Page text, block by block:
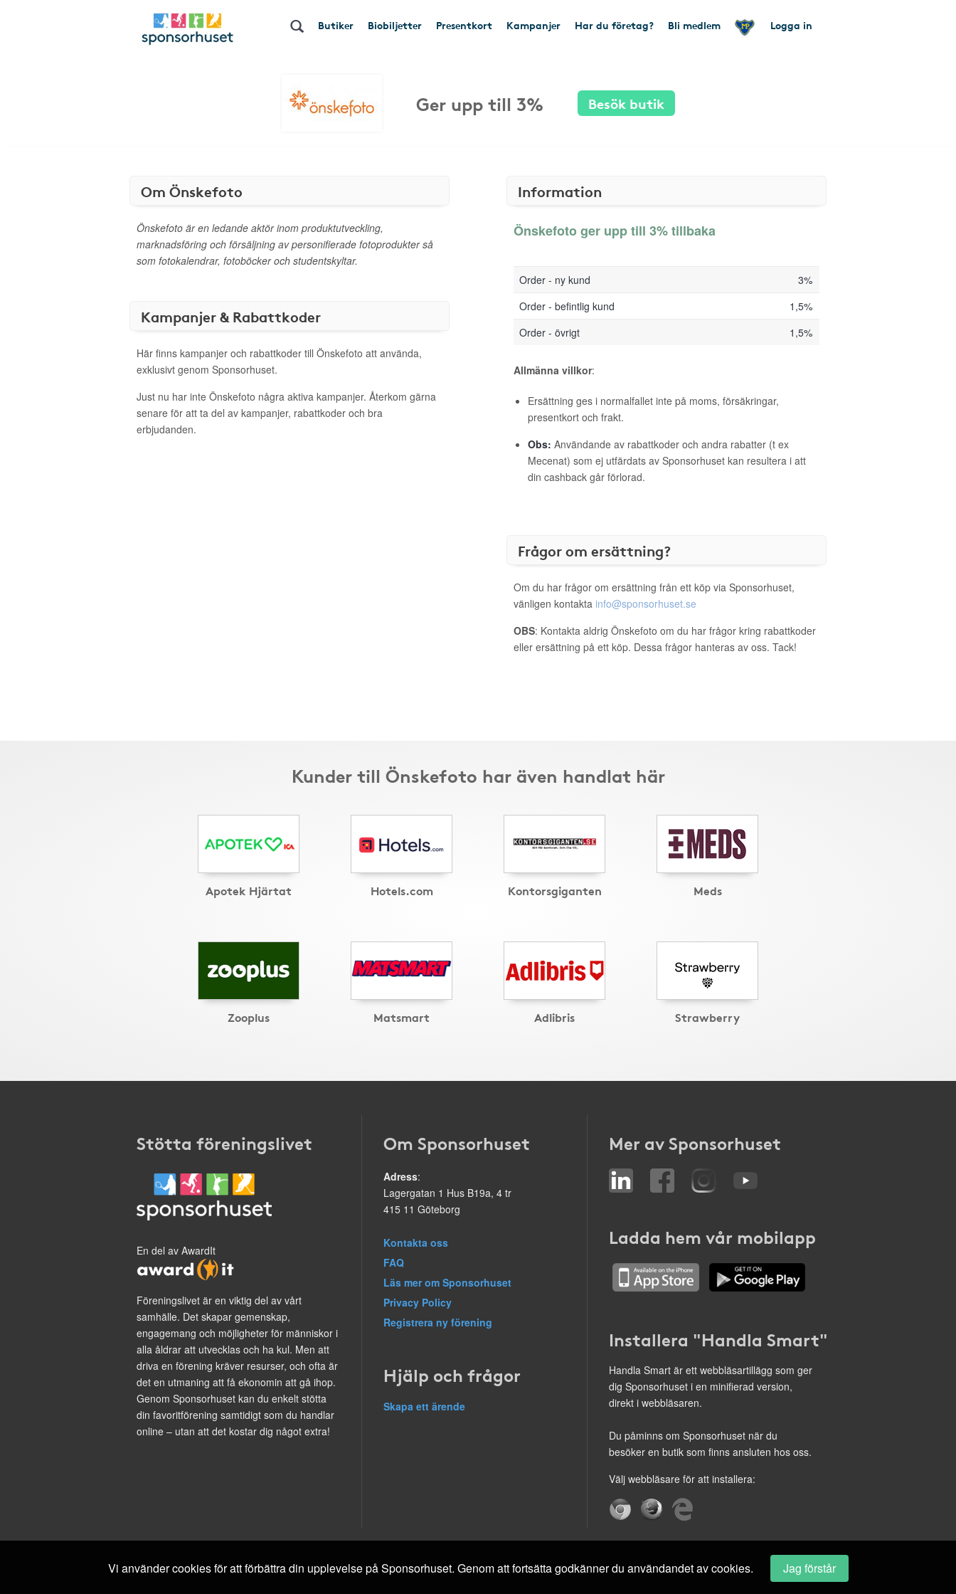
Butiker Biobiljetter Presentkort Kampanjer Har du företag? Bli medlem Logga in
Ger upp till 3% Besök butik
Om Önskefoto
Önskefoto är en ledande aktör inom produktutveckling,
marknadsföring och försäljning av personifierade fotoprodukter så
som fotokalendrar, fotoböcker och studentskyltar.
Kampanjer & Rabattkoder
Här finns kampanjer och rabattkoder till Önskefoto att använda,
exklusivt genom Sponsorhuset.
Just nu har inte Önskefoto några aktiva kampanjer. Återkom gärna
senare för att ta del av kampanjer, rabattkoder och bra
erbjudanden.
Information
Önskefoto ger upp till 3% tillbaka
Order - ny kund
3%
Order - befintlig kund
1,5%
Order - övrigt
1,5%
Allmänna villkor:
Ersättning ges i normalfallet inte på moms, försäkringar,
presentkort och frakt.
Obs: Användande av rabattkoder och andra rabatter (t ex
Mecenat) som ej utfärdats av Sponsorhuset kan resultera i att
din cashback går förlorad.
Frågor om ersättning?
Om du har frågor om ersättning från ett köp via Sponsorhuset,
vänligen kontakta info@sponsorhuset.se
OBS: Kontakta aldrig Önskefoto om du har frågor kring rabattkoder
eller ersättning på ett köp. Dessa frågor hanteras av oss. Tack!
Kunder till Önskefoto har även handlat här
Apotek Hjärtat Hotels.com Kontorsgiganten Meds
Zooplus Matsmart Adlibris Strawberry
Stötta föreningslivet
En del av AwardIt
Föreningslivet är en viktig del av vårt
samhälle. Det skapar gemenskap,
engagemang och möjligheter för människor i
alla åldrar att utvecklas och ha kul. Men att
driva en förening kräver resurser, och ofta är
det en utmaning att få ekonomin att gå ihop.
Genom Sponsorhuset kan du enkelt stötta
din favoritförening samtidigt som du handlar
online – utan att det kostar dig något extra!
Om Sponsorhuset
Adress:
Lagergatan 1 Hus B19a, 4 tr
415 11 Göteborg
Kontakta oss
FAQ
Läs mer om Sponsorhuset
Privacy Policy
Registrera ny förening
Hjälp och frågor
Skapa ett ärende
Mer av Sponsorhuset
Ladda hem vår mobilapp
Installera "Handla Smart"
Handla Smart är ett webbläsartillägg som ger
dig Sponsorhuset i en minifierad version,
direkt i webbläsaren.
Du påminns om Sponsorhuset när du
besöker en butik som finns ansluten hos oss.
Välj webbläsare för att installera:
Vi använder cookies för att förbättra din upplevelse på Sponsorhuset. Genom att fortsätta godkänner du användandet av cookies. Jag förstår